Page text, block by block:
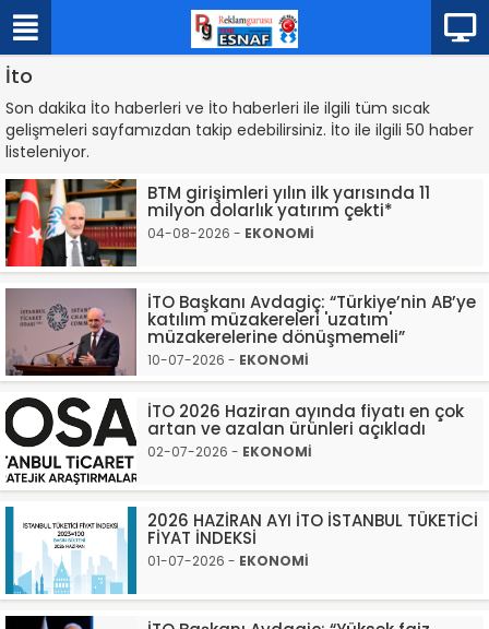
İto
Son dakika İto haberleri ve İto haberleri ile ilgili tüm sıcak
gelişmeleri sayfamızdan takip edebilirsiniz. İto ile ilgili 50 haber
listeleniyor.
BTM girişimleri yılın ilk yarısında 11
milyon dolarlık yatırım çekti*
04-08-2026 - EKONOMİ
İTO Başkanı Avdagiç: “Türkiye’nin AB’ye
katılım müzakereleri 'uzatım'
müzakerelerine dönüşmemeli”
10-07-2026 - EKONOMİ
İTO 2026 Haziran ayında fiyatı en çok
artan ve azalan ürünleri açıkladı
02-07-2026 - EKONOMİ
2026 HAZİRAN AYI İTO İSTANBUL TÜKETİCİ
FİYAT İNDEKSİ
01-07-2026 - EKONOMİ